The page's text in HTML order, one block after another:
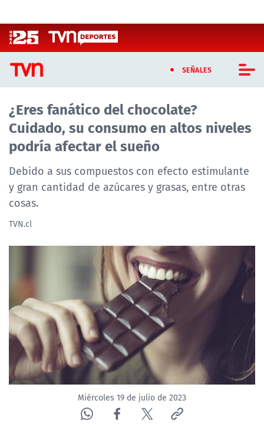
SEÑALES
CASTING MASTERCHEF CHILE
CASTING TVN VERTICAL
TVN VERTICAL
TVN PLAY
PROGRAMAS
TELESERIES
NTV
ACTUALIDAD Y TENDENCIAS
CORPORATIVO Y TRANSPARENCIA
CANAL DE DENUNCIAS
ÁREA DE PROYECTOS
¿Eres fanático del chocolate?
Cuidado, su consumo en altos niveles
podría afectar el sueño
Debido a sus compuestos con efecto estimulante
y gran cantidad de azúcares y grasas, entre otras
cosas.
TVN.cl
Miércoles 19 de julio de 2023